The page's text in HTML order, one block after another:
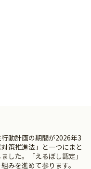
動計画の期間が2026年3
策推進法」と一つにまと
した。「えるぼし認定」
みを進めて参ります。